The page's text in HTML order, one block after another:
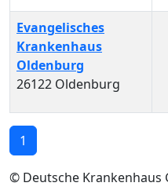
Evangelisches
Krankenhaus
Oldenburg
26122 Oldenburg
1
© Deutsche Krankenhaus